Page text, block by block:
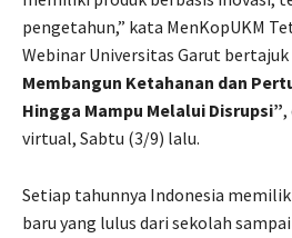
pengetahun,” kata MenKopUKM
Webinar Universitas Garut bertajuk
Membangun Ketahanan dan
Hingga Mampu Melalui Disrupsi”,
virtual, Sabtu (3/9) lalu.
Setiap tahunnya Indonesia
baru yang lulus dari sekolah